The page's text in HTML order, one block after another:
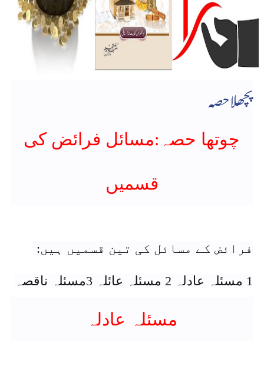
پچھلاحصہ
چوتھا حصہ:مسائل فرائض کی
قسمیں
فرائض کے مسائل کی تین قسمیں ہیں:
1 مسئلہ عادلہ 2 مسئلہ عائلہ 3مسئلہ ناقصہ
مسئلہ عادلہ